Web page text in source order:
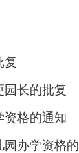
复
园长的批复
资格的通知
办学资格